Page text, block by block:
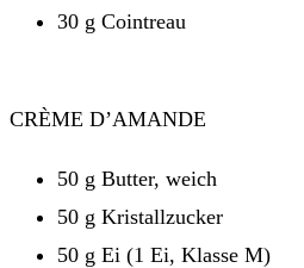
30 g Cointreau
CRÈME D’AMANDE
50 g Butter, weich
50 g Kristallzucker
50 g Ei (1 Ei, Klasse M)